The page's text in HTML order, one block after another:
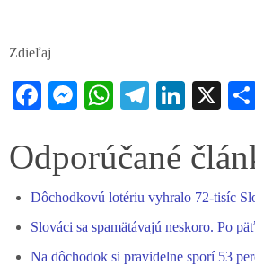
Zdieľaj
Fa
bo
ok
M
se
er
W
ts
pp
Te
gr
m
Li
ed
X
Odporúčané
Dôchodkovú lotériu vyhralo 72-tisíc
Slováci sa spamätávajú neskoro. Po
Na dôchodok si pravidelne sporí 53